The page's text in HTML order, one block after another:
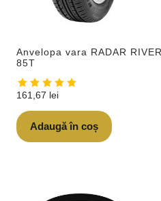
Anvelopa vara RADAR
85T
161,67 lei
Adaugă în coș